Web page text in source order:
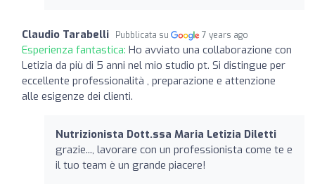
Claudio Tarabelli Pubblicata su 7 years ago
Esperienza fantastica: Ho avviato una collaborazione con
Letizia da più di 5 anni nel mio studio pt. Si distingue per
eccellente professionalità , preparazione e attenzione
alle esigenze dei clienti.
Nutrizionista Dott.ssa Maria Letizia Diletti
grazie..., lavorare con un professionista come te e
il tuo team è un grande piacere!